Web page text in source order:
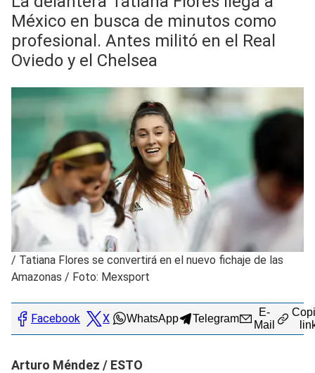
México en busca de minutos como
profesional. Antes militó en el Real
Oviedo y el Chelsea
/ Tatiana Flores se convertirá en el nuevo fichaje de las
Amazonas / Foto: Mexsport
Facebook X WhatsApp Telegram
E-
Mail
Arturo Méndez / ESTO